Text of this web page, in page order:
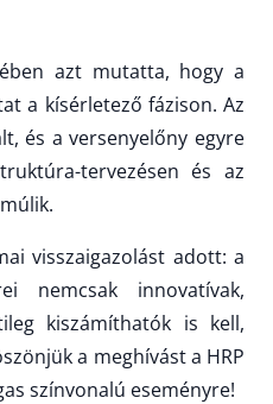
azt mutatta, hogy a
a kísérletező fázison. Az
és a versenyelőny egyre
tervezésen és az
visszaigazolást adott: a
nemcsak innovatívak,
kiszámíthatók is kell,
a meghívást a HRP
színvonalú eseményre!